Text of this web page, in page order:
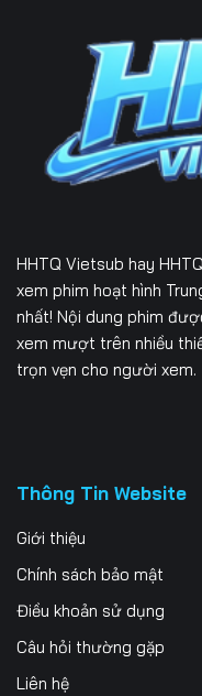
HHTQ Vietsub hay
xem phim hoạt hình
nhất! Nội dung phim
xem mượt trên nhiều
trọn vẹn cho người xem.
Thông Tin Website
Giới thiệu
Chính sách bảo mật
Điều khoản sử dụng
Câu hỏi thường gặp
Liên hệ